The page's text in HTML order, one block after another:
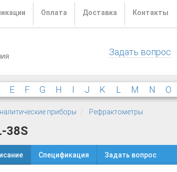
Оплата Доставка Контакты
Задать вопрос
E F G H I J K L M N O
приборы Рефрактометры
38S
Спецификация Задать вопрос